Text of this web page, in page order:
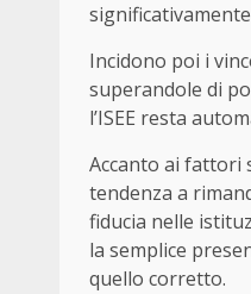
Incidono poi i
superandole di
l’ISEE resta
Accanto ai fattori
tendenza a
fiducia nelle
la semplice
quello corretto.